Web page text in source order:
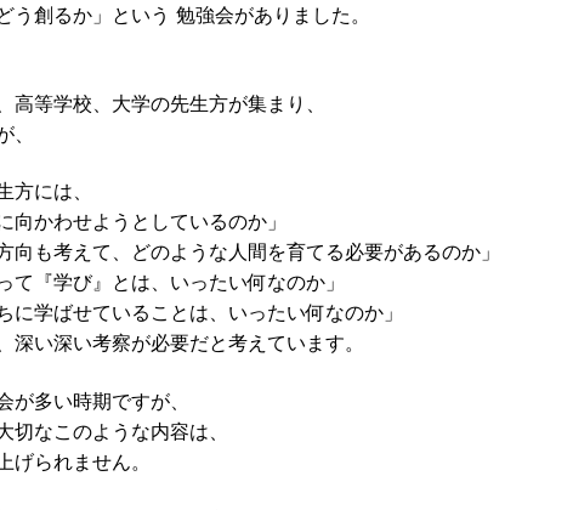
う創るか」という 勉強会がありました。
高等学校、大学の先生方が集まり、
には、
向かわせようとしているのか」
向も考えて、どのような人間を育てる必要があるのか」
て『学び』とは、いったい何なのか」
に学ばせていることは、いったい何なのか」
深い深い考察が必要だと考えています。
が多い時期ですが、
なこのような内容は、
げられません。